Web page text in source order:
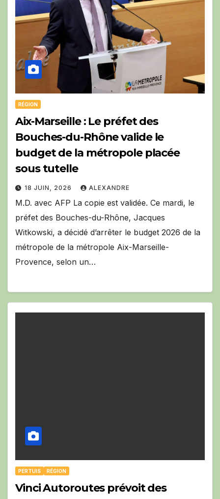
RÉGION
Aix-Marseille : Le préfet des
Bouches-du-Rhône valide le
budget de la métropole placée
sous tutelle
18 JUIN, 2026 ALEXANDRE
M.D. avec AFP La copie est validée. Ce mardi, le
préfet des Bouches-du-Rhône, Jacques
Witkowski, a décidé d’arrêter le budget 2026 de la
métropole de la métropole Aix-Marseille-
Provence, selon un…
PERTUIS RÉGION
Vinci Autoroutes prévoit des